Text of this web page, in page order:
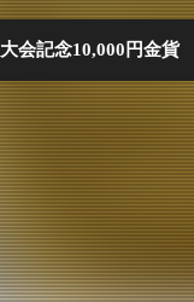
会記念10,000円金